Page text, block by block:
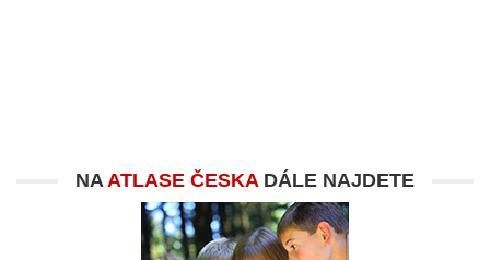
NAATLASE ČESKADÁLE NAJDETE